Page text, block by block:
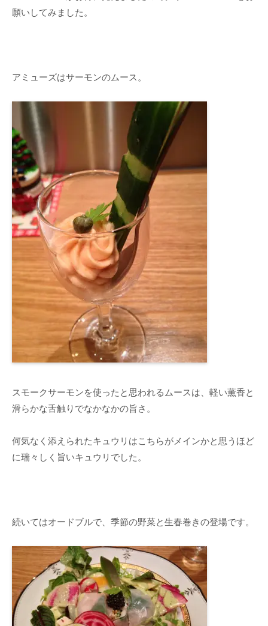
願いしてみました。
アミューズはサーモンのムース。
スモークサーモンを使ったと思われるムースは、軽い薫香と
滑らかな舌触りでなかなかの旨さ。
何気なく添えられたキュウリはこちらがメインかと思うほど
に瑞々しく旨いキュウリでした。
続いてはオードブルで、季節の野菜と生春巻きの登場です。